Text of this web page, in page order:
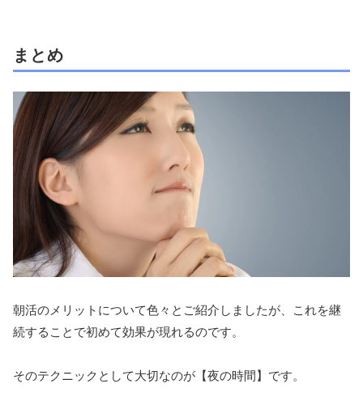
まとめ
朝活のメリットについて色々とご紹介しましたが、これを継
続することで初めて効果が現れるのです。
そのテクニックとして大切なのが【夜の時間】です。